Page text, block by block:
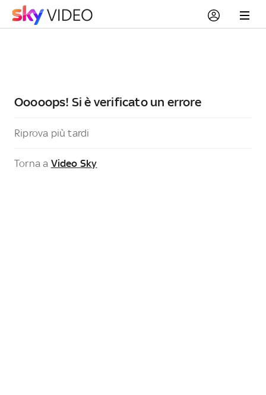
Ooooops! Si è verificato un errore
Riprova più tardi
Torna a Video Sky